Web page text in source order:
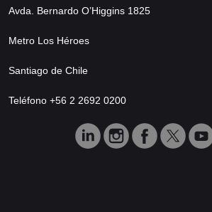
Avda. Bernardo O’Higgins 1825
Metro Los Héroes
Santiago de Chile
Teléfono +56 2 2692 0200